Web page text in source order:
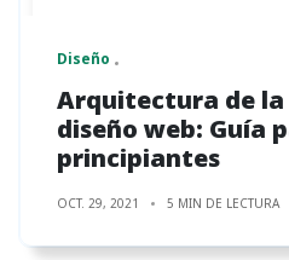
Diseño
Arquitectura de
diseño web: Guía
principiantes
OCT. 29, 2021 5 MIN DE LECTURA